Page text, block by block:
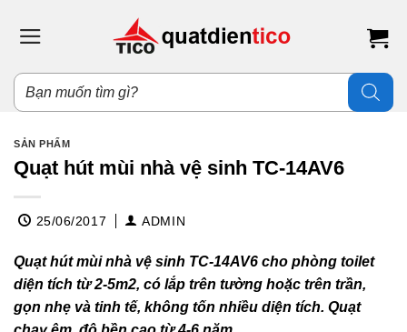
qua
dung
Tìm
kiếm
sản
SẢN PHẨM
Quạt hút mùi nhà vệ sinh TC-14AV6
25/06/2017 ADMIN
Quạt hút mùi nhà vệ sinh TC-14AV6 cho phòng toilet
diện tích từ 2-5m2, có lắp trên tường hoặc trên trần,
gọn nhẹ và tinh tế, không tốn nhiều diện tích. Quạt